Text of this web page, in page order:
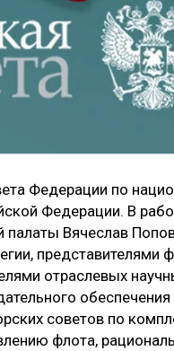
Федерации по
Федерации. В
Вячеслав
представителями
отраслевых
советов по
флота,